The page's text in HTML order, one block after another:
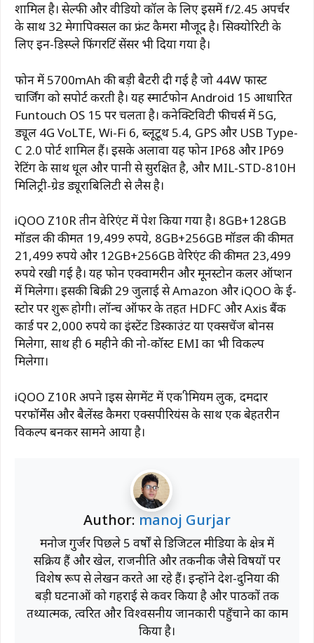
शामिल है। सेल्फी और वीडियो कॉल के लिए इसमें f/2.45 अपर्चर
के साथ 32 मेगापिक्सल का फ्रंट कैमरा मौजूद है। सिक्योरिटी के
लिए इन-डिस्प्ले फिंगरप्रिंट सेंसर भी दिया गया है।
फोन में 5700mAh की बड़ी बैटरी दी गई है जो 44W फास्ट
चार्जिंग को सपोर्ट करती है। यह स्मार्टफोन Android 15 आधारित
Funtouch OS 15 पर चलता है। कनेक्टिविटी फीचर्स में 5G,
ड्यूल 4G VoLTE, Wi-Fi 6, ब्लूटूथ 5.4, GPS और USB Type-
C 2.0 पोर्ट शामिल हैं। इसके अलावा यह फोन IP68 और IP69
रेटिंग के साथ धूल और पानी से सुरक्षित है, और MIL-STD-810H
मिलिट्री-ग्रेड ड्यूराबिलिटी से लैस है।
iQOO Z10R तीन वेरिएंट में पेश किया गया है। 8GB+128GB
मॉडल की कीमत 19,499 रुपये, 8GB+256GB मॉडल की कीमत
21,499 रुपये और 12GB+256GB वेरिएंट की कीमत 23,499
रुपये रखी गई है। यह फोन एक्वामरीन और मूनस्टोन कलर ऑप्शन
में मिलेगा। इसकी बिक्री 29 जुलाई से Amazon और iQOO के ई-
स्टोर पर शुरू होगी। लॉन्च ऑफर के तहत HDFC और Axis बैंक
कार्ड पर 2,000 रुपये का इंस्टेंट डिस्काउंट या एक्सचेंज बोनस
मिलेगा, साथ ही 6 महीने की नो-कॉस्ट EMI का भी विकल्प
मिलेगा।
iQOO Z10R अपने प्राइस सेगमेंट में एक प्रीमियम लुक, दमदार
परफॉर्मेंस और बैलेंस्ड कैमरा एक्सपीरियंस के साथ एक बेहतरीन
विकल्प बनकर सामने आया है।
Author: manoj Gurjar
मनोज गुर्जर पिछले 5 वर्षों से डिजिटल मीडिया के क्षेत्र में
सक्रिय हैं और खेल, राजनीति और तकनीक जैसे विषयों पर
विशेष रूप से लेखन करते आ रहे हैं। इन्होंने देश-दुनिया की
बड़ी घटनाओं को गहराई से कवर किया है और पाठकों तक
तथ्यात्मक, त्वरित और विश्वसनीय जानकारी पहुँचाने का काम
किया है।